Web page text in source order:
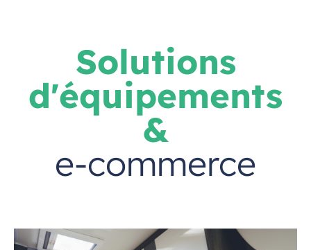
Solutions
d'équipements
&
e-commerce